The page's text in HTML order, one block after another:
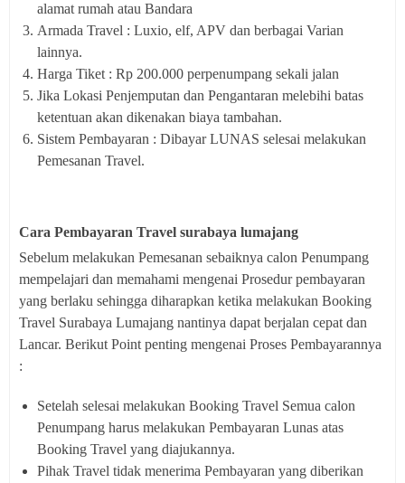
alamat rumah atau Bandara
Armada Travel : Luxio, elf, APV dan berbagai Varian
lainnya.
Harga Tiket : Rp 200.000 perpenumpang sekali jalan
Jika Lokasi Penjemputan dan Pengantaran melebihi batas
ketentuan akan dikenakan biaya tambahan.
Sistem Pembayaran : Dibayar LUNAS selesai melakukan
Pemesanan Travel.
Cara Pembayaran Travel surabaya lumajang
Sebelum melakukan Pemesanan sebaiknya calon Penumpang
mempelajari dan memahami mengenai Prosedur pembayaran
yang berlaku sehingga diharapkan ketika melakukan Booking
Travel Surabaya Lumajang nantinya dapat berjalan cepat dan
Lancar. Berikut Point penting mengenai Proses Pembayarannya
:
Setelah selesai melakukan Booking Travel Semua calon
Penumpang harus melakukan Pembayaran Lunas atas
Booking Travel yang diajukannya.
Pihak Travel tidak menerima Pembayaran yang diberikan